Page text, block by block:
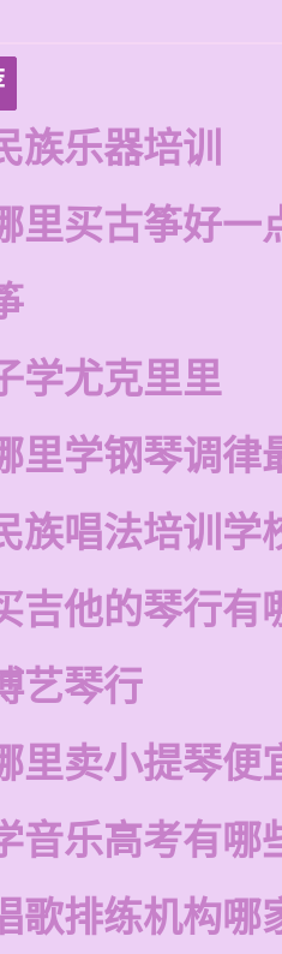
族乐器培训
里买古筝好一
学尤克里里
里学钢琴调律
族唱法培训学
吉他的琴行有
艺琴行
里卖小提琴便
音乐高考有哪
歌排练机构哪